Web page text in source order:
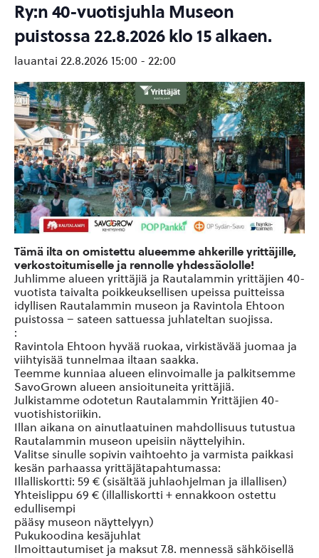
Ry:n 40-vuotisjuhla Museon
puistossa 22.8.2026 klo 15 alkaen.
lauantai 22.8.2026 15:00 - 22:00
Tämä ilta on omistettu alueemme ahkerille yrittäjille,
verkostoitumiselle ja rennolle yhdessäololle!
Juhlimme alueen yrittäjiä ja Rautalammin yrittäjien 40-
vuotista taivalta poikkeuksellisen upeissa puitteissa
idyllisen Rautalammin museon ja Ravintola Ehtoon
puistossa – sateen sattuessa juhlateltan suojissa.
:
Ravintola Ehtoon hyvää ruokaa, virkistävää juomaa ja
viihtyisää tunnelmaa iltaan saakka.
Teemme kunniaa alueen elinvoimalle ja palkitsemme
SavoGrown alueen ansioituneita yrittäjiä.
Julkistamme odotetun Rautalammin Yrittäjien 40-
vuotishistoriikin.
Illan aikana on ainutlaatuinen mahdollisuus tutustua
Rautalammin museon upeisiin näyttelyihin.
Valitse sinulle sopivin vaihtoehto ja varmista paikkasi
kesän parhaassa yrittäjätapahtumassa:
Illalliskortti: 59 € (sisältää juhlaohjelman ja illallisen)
Yhteislippu 69 € (illalliskortti + ennakkoon ostettu
edullisempi
pääsy museon näyttelyyn)
Pukukoodina kesäjuhlat
Ilmoittautumiset ja maksut 7.8. mennessä sähköisellä